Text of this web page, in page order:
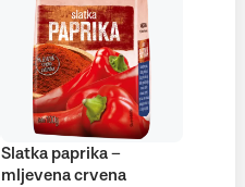
Slatka paprika –
mljevena crvena